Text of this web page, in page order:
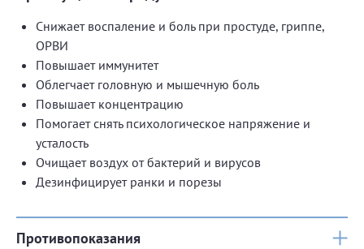
Снижает воспаление и боль при простуде, гриппе,
ОРВИ
Повышает иммунитет
Облегчает головную и мышечную боль
Повышает концентрацию
Помогает снять психологическое напряжение и
усталость
Очищает воздух от бактерий и вирусов
Дезинфицирует ранки и порезы
Противопоказания